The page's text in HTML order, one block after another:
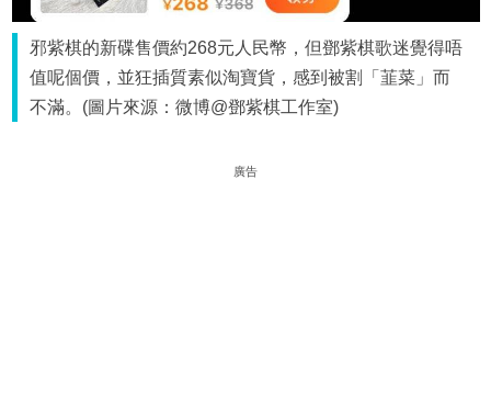
邪紫棋的新碟售價約268元人民幣，但鄧紫棋歌迷覺得唔
值呢個價，並狂插質素似淘寶貨，感到被割「韮菜」而
不滿。(圖片來源：微博@鄧紫棋工作室)
廣告